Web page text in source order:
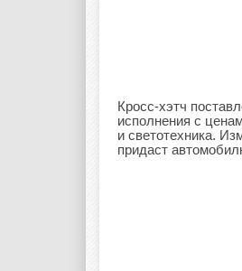
Кросс-хэтч
исполнения с
и светотехника.
придаст